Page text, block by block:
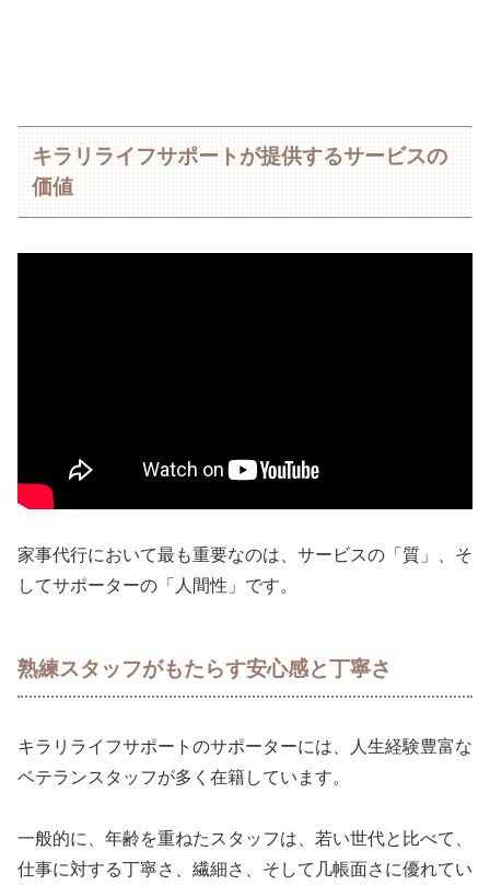
キラリライフサポートが提供するサービスの
価値
家事代行において最も重要なのは、サービスの「質」、そ
してサポーターの「人間性」です。
熟練スタッフがもたらす安心感と丁寧さ
キラリライフサポートのサポーターには、人生経験豊富な
ベテランスタッフが多く在籍しています。
一般的に、年齢を重ねたスタッフは、若い世代と比べて、
仕事に対する丁寧さ、繊細さ、そして几帳面さに優れてい